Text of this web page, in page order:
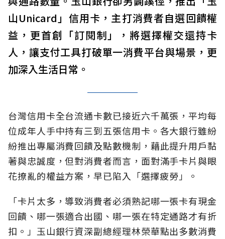
山Unicard」信用卡，主打消費者自選回饋權
益，更首創「訂閱制」，將選擇權交還持卡
人，讓支付工具打破單一消費平台與場景，更
加深入生活日常。
台灣信用卡全台流通卡數已接近六千萬張，平均每
位成年人手中持有三到五張信用卡。各大銀行雖紛
紛推出專屬消費回饋及點數機制，藉此提升用戶黏
著與忠誠度，但對消費者而言，面對滿手卡片與眼
花撩亂的權益方案，早已陷入「選擇疲勞」。
「卡片太多，導致消費者必須熟記哪一張卡有現金
回饋、哪一張適合出國、哪一張在特定通路才有折
扣。」玉山銀行資深副總經理林榮華點出多數消費